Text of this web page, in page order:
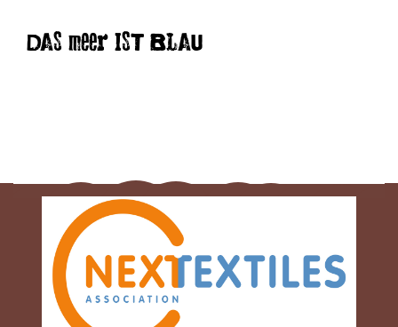
DAS meer IST BLAU